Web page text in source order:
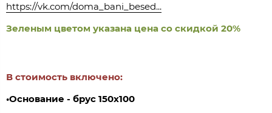
https://vk.com/doma_bani_besed...
Зеленым цветом указана цена со скидкой 20%
В стоимость включено:
•Основание - брус 150х100